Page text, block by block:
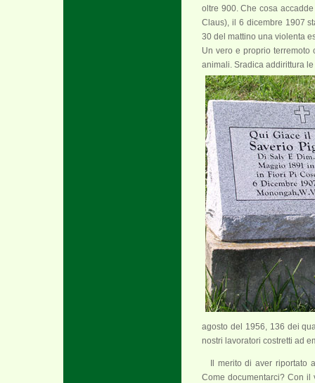
oltre 900. Che cosa
Claus), il 6 dicembre 1907
30 del mattino una violenta
Un vero e proprio terremoto
animali. Sradica addirittura
agosto del 1956, 136 dei
nostri lavoratori costretti ad
Il merito di aver
Come documentarci? Con il